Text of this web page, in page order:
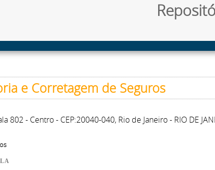
e Corretagem de Seguros
802 - Centro - CEP:20040-040, Rio de Janeiro - RIO DE